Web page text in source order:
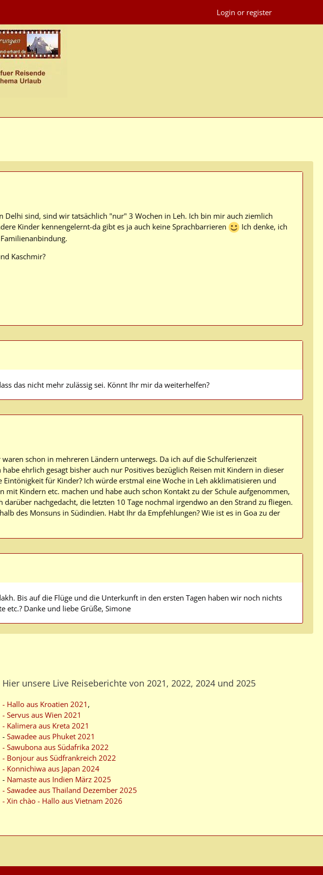
Login or register
sind, sind wir tatsächlich "nur" 3 Wochen in Leh. Ich bin mir auch ziemlich
Kinder kennengelernt-da gibt es ja auch keine Sprachbarrieren
Ich denke, ich
Kaschmir?
das nicht mehr zulässig sei. Könnt Ihr mir da weiterhelfen?
schon in mehreren Ländern unterwegs. Da ich auf die Schulferienzeit
ehrlich gesagt bisher auch nur Positives bezüglich Reisen mit Kindern in dieser
für Kinder? Ich würde erstmal eine Woche in Leh akklimatisieren und
Kindern etc. machen und habe auch schon Kontakt zu der Schule aufgenommen,
nachgedacht, die letzten 10 Tage nochmal irgendwo an den Strand zu fliegen.
des Monsuns in Südindien. Habt Ihr da Empfehlungen? Wie ist es in Goa zu der
Bis auf die Flüge und die Unterkunft in den ersten Tagen haben wir noch nichts
etc.? Danke und liebe Grüße, Simone
Hier unsere Live Reiseberichte von 2021, 2022, 2024 und 2025
- Hallo aus Kroatien 2021 ,
- Servus aus Wien 2021
- Kalimera aus Kreta 2021
- Sawadee aus Phuket 2021
- Sawubona aus Südafrika 2022
- Bonjour aus Südfrankreich 2022
- Konnichiwa aus Japan 2024
- Namaste aus Indien März 2025
- Sawadee aus Thailand Dezember 2025
- Xin chào - Hallo aus Vietnam 2026